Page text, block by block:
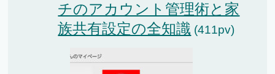
チのアカウント管理術と家
族共有設定の全知識 (411pv)